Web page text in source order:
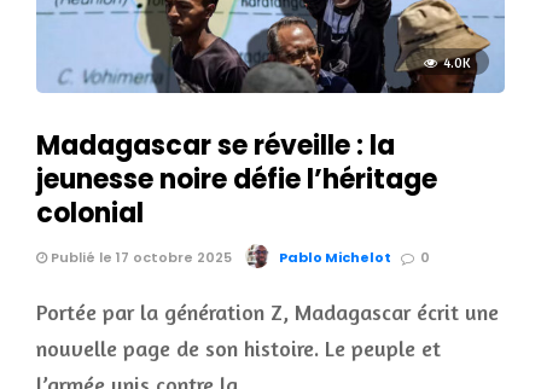
4.0K
Madagascar se réveille : la
jeunesse noire défie l’héritage
colonial
Publié le 17 octobre 2025 Pablo Michelot 0
Portée par la génération Z, Madagascar écrit une
nouvelle page de son histoire. Le peuple et